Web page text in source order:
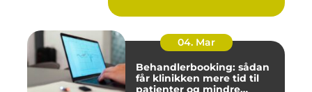
04. Mar
Behandlerbooking: sådan
får klinikken mere tid til
patienter og mindre